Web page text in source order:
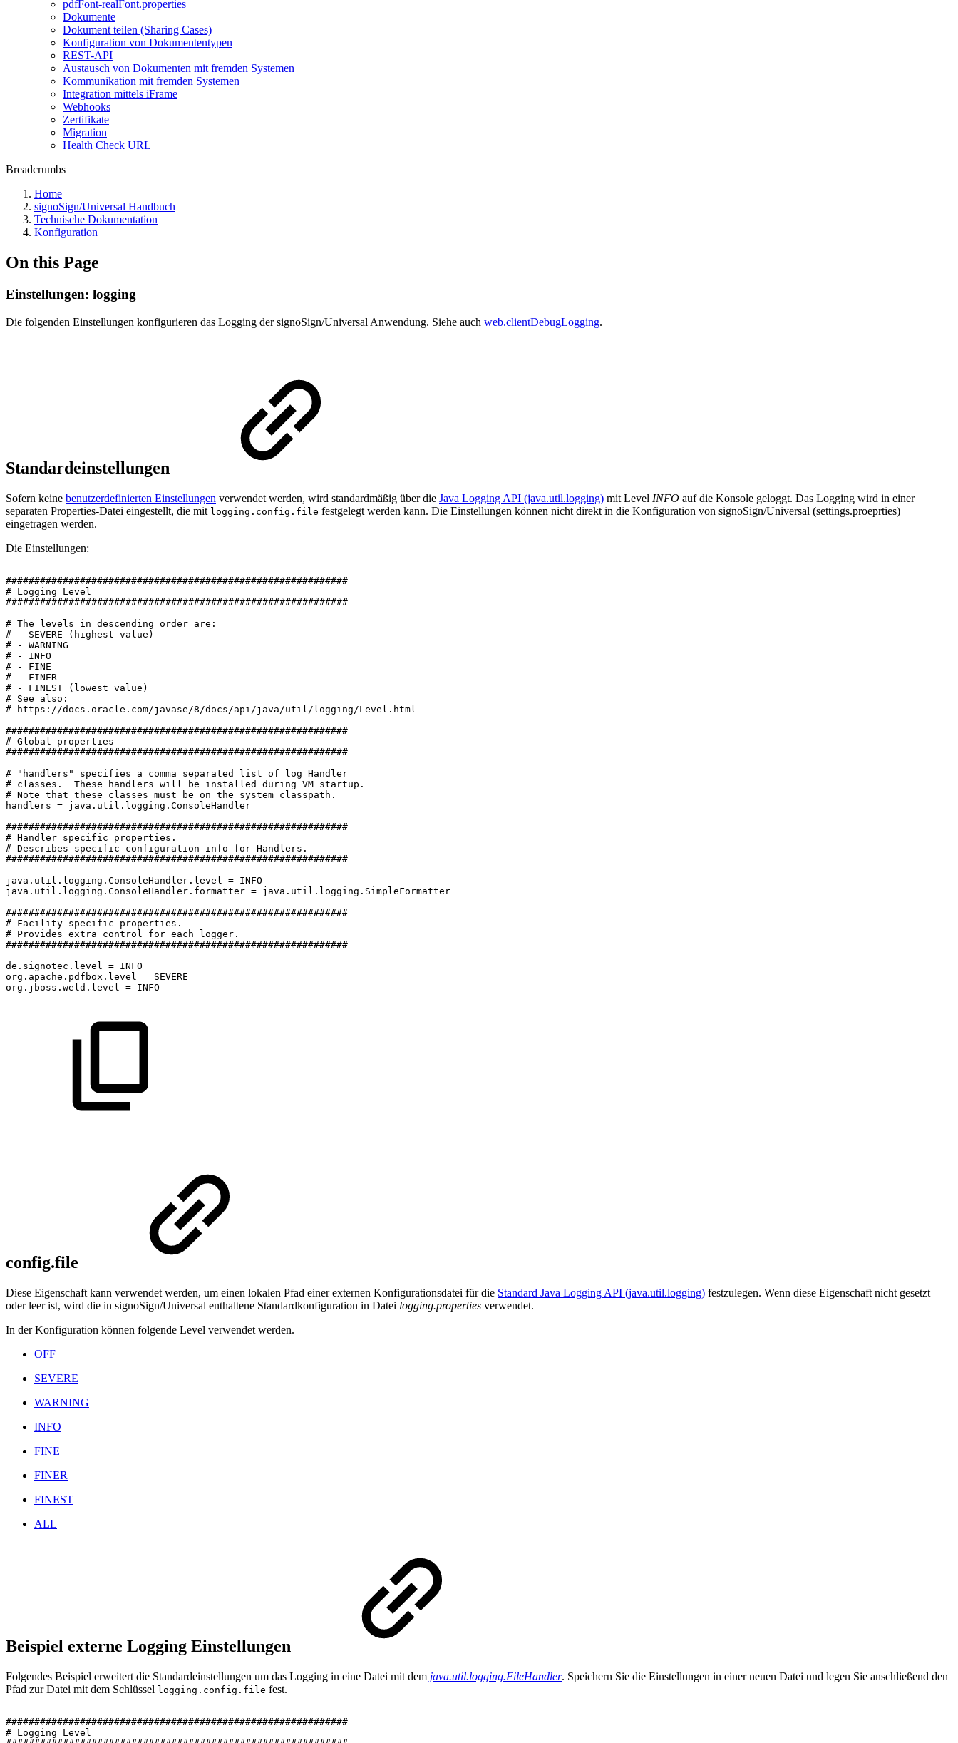
pdfFont-realFont.properties
Dokumente
Dokument teilen (Sharing Cases)
Konfiguration von Dokumententypen
REST-API
Austausch von Dokumenten mit fremden Systemen
Kommunikation mit fremden Systemen
Integration mittels iFrame
Webhooks
Zertifikate
Migration
Health Check URL
Breadcrumbs
Home
signoSign/Universal Handbuch
Technische Dokumentation
Konfiguration
On this Page
Einstellungen: logging
Die folgenden Einstellungen konfigurieren das Logging der signoSign/Universal Anwendung. Siehe auch web.clientDebugLogging.
Standardeinstellungen
Sofern keine benutzerdefinierten Einstellungen verwendet werden, wird standardmäßig über die Java Logging API (java.util.logging) mit Level INFO auf die Konsole geloggt. Das Logging wird in einer
separaten Properties-Datei eingestellt, die mit logging.config.file festgelegt werden kann. Die Einstellungen können nicht direkt in die Konfiguration von signoSign/Universal (settings.proeprties)
eingetragen werden.
Die Einstellungen:
############################################################
# Logging
Level
############################################################
# The levels in descending order are:
#
- SEVERE (highest value)
#
-
WARNING
#
-
INFO
#
-
FINE
#
-
FINER
#
- FINEST (lowest value)
# See
also:
#
https://docs.oracle.com/javase/8/docs/api/java/util/logging/Level.html
############################################################
# Global
properties
############################################################
#
"handlers" specifies a comma separated list of log Handler
# classes. These handlers will be installed during VM startup.
# Note that these classes must be on the system classpath.
handlers = java.util.logging.ConsoleHandler
############################################################
# Handler specific
properties.
# Describes specific configuration info for Handlers.
############################################################
java.util.logging.ConsoleHandler.level = INFO
java.util.logging.ConsoleHandler.formatter = java.util.logging.SimpleFormatter
############################################################
# Facility specific
properties.
# Provides extra control for each
logger.
############################################################
de.signotec.level = INFO
org.apache.pdfbox.level = SEVERE
org.jboss.weld.level = INFO
config.file
Diese Eigenschaft kann verwendet werden, um einen lokalen Pfad einer externen Konfigurationsdatei für die Standard Java Logging API (java.util.logging) festzulegen. Wenn diese Eigenschaft nicht gesetzt
oder leer ist, wird die in signoSign/Universal enthaltene Standardkonfiguration in Datei logging.properties verwendet.
In der Konfiguration können folgende Level verwendet werden.
OFF
SEVERE
WARNING
INFO
FINE
FINER
FINEST
ALL
Beispiel externe Logging Einstellungen
Folgendes Beispiel erweitert die Standardeinstellungen um das Logging in eine Datei mit dem java.util.logging.FileHandler. Speichern Sie die Einstellungen in einer neuen Datei und legen Sie anschließend den
Pfad zur Datei mit dem Schlüssel logging.config.file fest.
############################################################
# Logging
Level